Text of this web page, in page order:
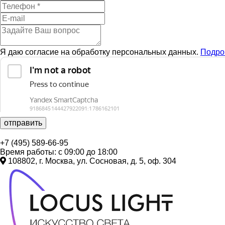
Я даю согласие на обработку персональных данных.
отправить
+7 (495) 589-66-95
Время работы: с 09:00 до 18:00
108802, г. Москва, ул. Сосновая, д. 5, оф. 304